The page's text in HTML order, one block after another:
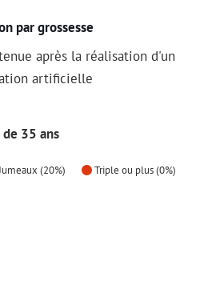
par grossesse
après la réalisation d'un
artificielle
35 ans
(20%) Triple ou plus (0%)